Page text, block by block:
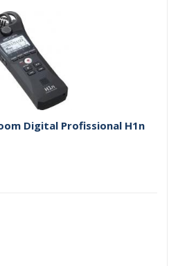
Digital Profissional H1n